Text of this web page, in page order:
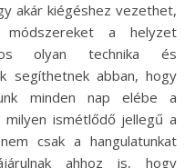
akár kiégéshez vezethet,
a helyzet
olyan technika és
segíthetnek abban, hogy
minden nap elébe a
milyen ismétlődő jellegű a
csak a hangulatunkat
ahhoz is, hogy